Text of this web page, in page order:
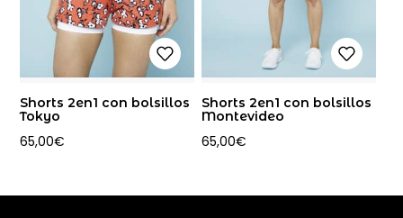
Shorts 2en1 con bolsillos
Tokyo
65,00€
Shorts 2en1 con bolsillos
Montevideo
65,00€